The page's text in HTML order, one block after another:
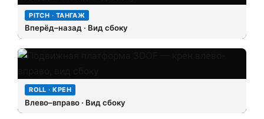
PITCH · ТАНГАЖ
Вперёд–назад · Вид сбоку
ROLL · КРЕН
Влево–вправо · Вид сбоку